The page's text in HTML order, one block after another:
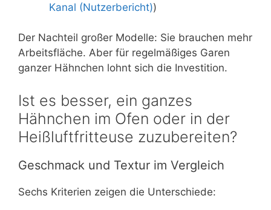
Kanal (Nutzerbericht))
Der Nachteil großer Modelle: Sie brauchen mehr
Arbeitsfläche. Aber für regelmäßiges Garen
ganzer Hähnchen lohnt sich die Investition.
Ist es besser, ein ganzes
Hähnchen im Ofen oder in der
Heißluftfritteuse zuzubereiten?
Geschmack und Textur im Vergleich
Sechs Kriterien zeigen die Unterschiede: